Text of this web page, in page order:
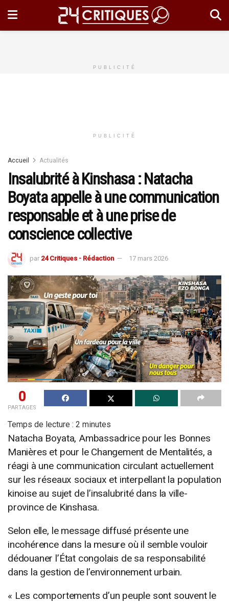
PUBLICITÉ
PUBLICITÉ
Accueil Actualités
Insalubrité à Kinshasa : Natacha
Boyata appelle à une communication
responsable et à une prise de
conscience collective
par 24 Critiques - Rédaction 17 mars 2026
0
PARTAGES
Temps de lecture : 2 minutes
Natacha Boyata, Ambassadrice pour les Bonnes
Manières et pour le Changement de Mentalités, a
réagi à une communication circulant actuellement
sur les réseaux sociaux et interpellant la population
kinoise au sujet de l’insalubrité dans la ville-
province de Kinshasa.
Selon elle, le message diffusé présente une
incohérence dans la mesure où il semble vouloir
dédouaner l’État congolais de sa responsabilité
dans la gestion de l’environnement urbain.
« Les comportements d’un peuple sont souvent le